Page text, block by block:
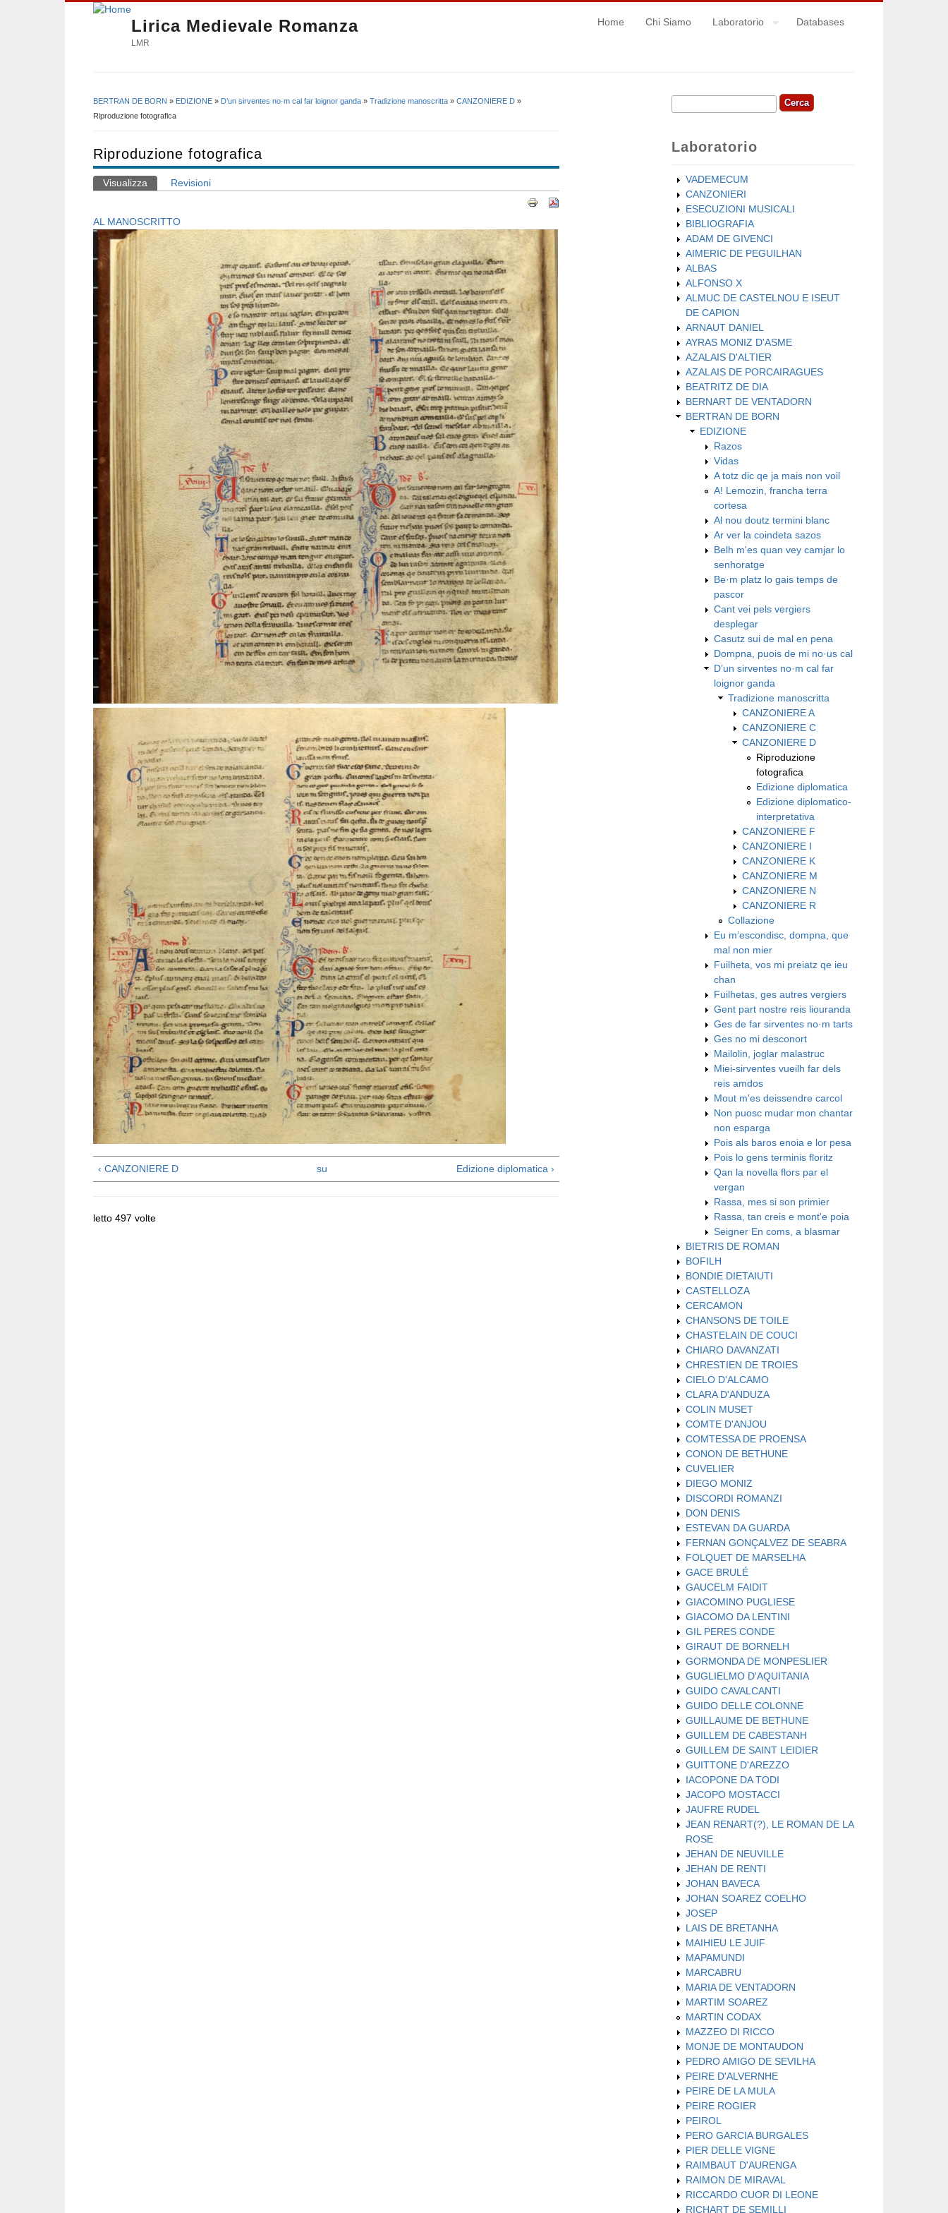
Lirica Medievale Romanza
LMR
Home Chi Siamo Laboratorio Databases
Tu sei qui
BERTRAN DE BORN » EDIZIONE » D’un sirventes no·m cal far loignor ganda » Tradizione manoscritta » CANZONIERE D »
Riproduzione fotografica
Riproduzione fotografica
Schede primarie
Visualizza (scheda attiva)
Revisioni
AL MANOSCRITTO
‹ CANZONIERE D su Edizione diplomatica ›
letto 497 volte
Form di ricerca
Cerca
Laboratorio
VADEMECUM
CANZONIERI
ESECUZIONI MUSICALI
BIBLIOGRAFIA
ADAM DE GIVENCI
AIMERIC DE PEGUILHAN
ALBAS
ALFONSO X
ALMUC DE CASTELNOU E ISEUT
DE CAPION
ARNAUT DANIEL
AYRAS MONIZ D'ASME
AZALAIS D'ALTIER
AZALAIS DE PORCAIRAGUES
BEATRITZ DE DIA
BERNART DE VENTADORN
BERTRAN DE BORN
EDIZIONE
Razos
Vidas
A totz dic qe ja mais non voil
A! Lemozin, francha terra
cortesa
Al nou doutz termini blanc
Ar ver la coindeta sazos
Belh m'es quan vey camjar lo
senhoratge
Be·m platz lo gais temps de
pascor
Cant vei pels vergiers
desplegar
Casutz sui de mal en pena
Dompna, puois de mi no·us cal
D’un sirventes no·m cal far
loignor ganda
Tradizione manoscritta
CANZONIERE A
CANZONIERE C
CANZONIERE D
Riproduzione
fotografica
Edizione diplomatica
Edizione diplomatico-
interpretativa
CANZONIERE F
CANZONIERE I
CANZONIERE K
CANZONIERE M
CANZONIERE N
CANZONIERE R
Collazione
Eu m’escondisc, dompna, que
mal non mier
Fuilheta, vos mi preiatz qe ieu
chan
Fuilhetas, ges autres vergiers
Gent part nostre reis liouranda
Ges de far sirventes no·m tarts
Ges no mi desconort
Mailolin, joglar malastruc
Miei-sirventes vueilh far dels
reis amdos
Mout m'es deissendre carcol
Non puosc mudar mon chantar
non esparga
Pois als baros enoia e lor pesa
Pois lo gens terminis floritz
Qan la novella flors par el
vergan
Rassa, mes si son primier
Rassa, tan creis e mont'e poia
Seigner En coms, a blasmar
BIETRIS DE ROMAN
BOFILH
BONDIE DIETAIUTI
CASTELLOZA
CERCAMON
CHANSONS DE TOILE
CHASTELAIN DE COUCI
CHIARO DAVANZATI
CHRESTIEN DE TROIES
CIELO D'ALCAMO
CLARA D'ANDUZA
COLIN MUSET
COMTE D'ANJOU
COMTESSA DE PROENSA
CONON DE BETHUNE
CUVELIER
DIEGO MONIZ
DISCORDI ROMANZI
DON DENIS
ESTEVAN DA GUARDA
FERNAN GONÇALVEZ DE SEABRA
FOLQUET DE MARSELHA
GACE BRULÉ
GAUCELM FAIDIT
GIACOMINO PUGLIESE
GIACOMO DA LENTINI
GIL PERES CONDE
GIRAUT DE BORNELH
GORMONDA DE MONPESLIER
GUGLIELMO D'AQUITANIA
GUIDO CAVALCANTI
GUIDO DELLE COLONNE
GUILLAUME DE BETHUNE
GUILLEM DE CABESTANH
GUILLEM DE SAINT LEIDIER
GUITTONE D'AREZZO
IACOPONE DA TODI
JACOPO MOSTACCI
JAUFRE RUDEL
JEAN RENART(?), LE ROMAN DE LA
ROSE
JEHAN DE NEUVILLE
JEHAN DE RENTI
JOHAN BAVECA
JOHAN SOAREZ COELHO
JOSEP
LAIS DE BRETANHA
MAIHIEU LE JUIF
MAPAMUNDI
MARCABRU
MARIA DE VENTADORN
MARTIM SOAREZ
MARTIN CODAX
MAZZEO DI RICCO
MONJE DE MONTAUDON
PEDRO AMIGO DE SEVILHA
PEIRE D'ALVERNHE
PEIRE DE LA MULA
PEIRE ROGIER
PEIROL
PERO GARCIA BURGALES
PIER DELLE VIGNE
RAIMBAUT D'AURENGA
RAIMON DE MIRAVAL
RICCARDO CUOR DI LEONE
RICHART DE SEMILLI